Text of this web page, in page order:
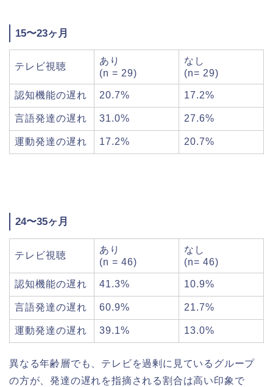
15〜23ヶ月
テレビ視聴
あり
(n = 29)
なし
(n= 29)
認知機能の遅れ 20.7% 17.2%
言語発達の遅れ 31.0% 27.6%
運動発達の遅れ 17.2% 20.7%
24〜35ヶ月
テレビ視聴
あり
(n = 46)
なし
(n= 46)
認知機能の遅れ 41.3% 10.9%
言語発達の遅れ 60.9% 21.7%
運動発達の遅れ 39.1% 13.0%
異なる年齢層でも、テレビを過剰に見ているグループ
の方が、発達の遅れを指摘される割合は高い印象で